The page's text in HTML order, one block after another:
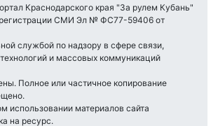
Краснодарского края "За рулем Кубань"
регистрации СМИ Эл № ФС77-59406 от
службой по надзору в сфере связи,
и массовых коммуникаций
Полное или частичное копирование
использовании материалов сайта
на ресурс.